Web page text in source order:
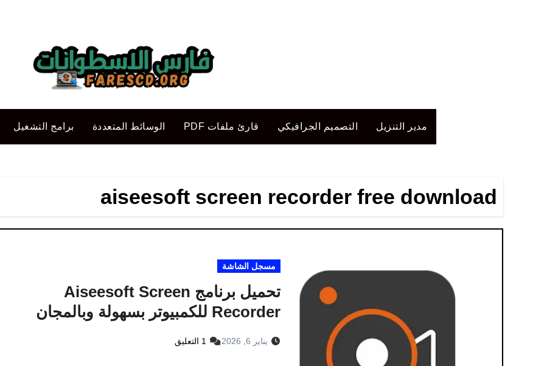
مدير التنزيل التصميم الجرافيكي قارئ ملفات PDF الوسائط المتعددة برامج التشغيل
aiseesoft screen recorder free download
مسجل الشاشة
تحميل برنامج Aiseesoft Screen
Recorder للكمبيوتر بسهولة وبالمجان
يناير 6, 2026 1 التعليق